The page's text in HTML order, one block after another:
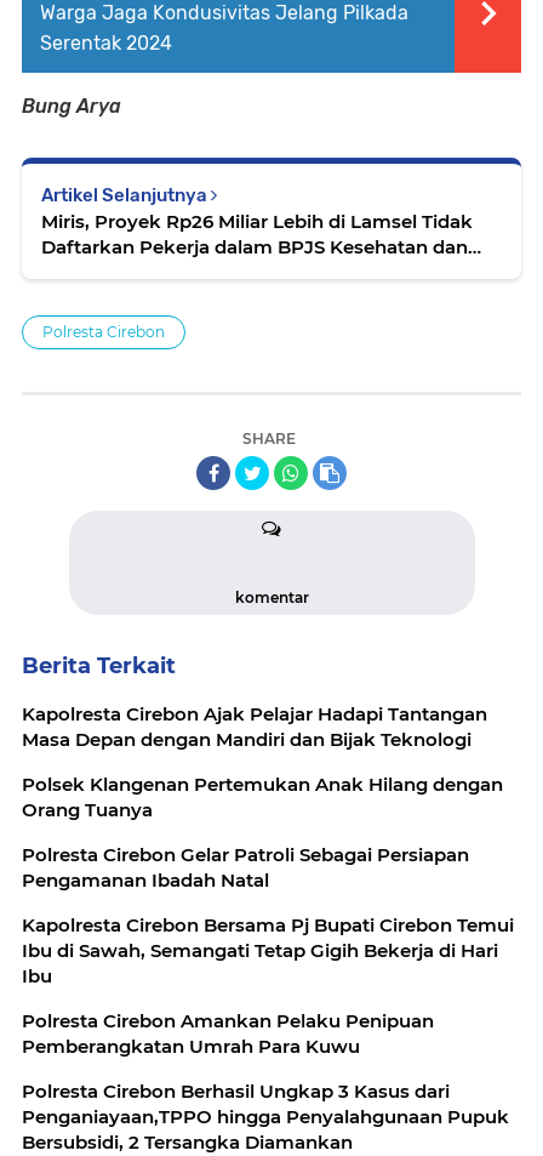
Warga Jaga Kondusivitas Jelang Pilkada
Serentak 2024
Bung Arya
Artikel Selanjutnya
Miris, Proyek Rp26 Miliar Lebih di Lamsel Tidak
Daftarkan Pekerja dalam BPJS Kesehatan dan
Polresta Cirebon
SHARE
komentar
Berita Terkait
Kapolresta Cirebon Ajak Pelajar Hadapi Tantangan
Masa Depan dengan Mandiri dan Bijak Teknologi
Polsek Klangenan Pertemukan Anak Hilang dengan
Orang Tuanya
Polresta Cirebon Gelar Patroli Sebagai Persiapan
Pengamanan Ibadah Natal
Kapolresta Cirebon Bersama Pj Bupati Cirebon Temui
Ibu di Sawah, Semangati Tetap Gigih Bekerja di Hari
Ibu
Polresta Cirebon Amankan Pelaku Penipuan
Pemberangkatan Umrah Para Kuwu
Polresta Cirebon Berhasil Ungkap 3 Kasus dari
Penganiayaan,TPPO hingga Penyalahgunaan Pupuk
Bersubsidi, 2 Tersangka Diamankan